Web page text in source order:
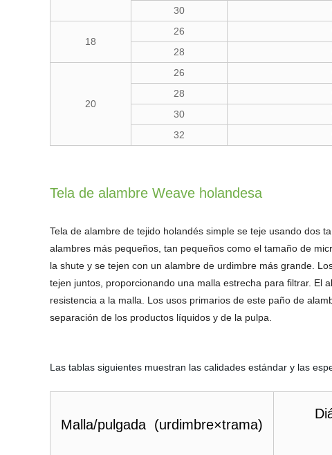
30
18
26
28
20
26
28
30
32
Tela de alambre Weave holandesa
Tela de alambre de tejido holandés simple se teje usando dos
alambres más pequeños, tan pequeños como el tamaño de
la shute y se tejen con un alambre de urdimbre más grande.
tejen juntos, proporcionando una malla estrecha para filtrar. El
resistencia a la malla. Los usos primarios de este paño de
separación de los productos líquidos y de la pulpa.
Las tablas siguientes muestran las calidades estándar y las
Malla/pulgada (urdimbre×trama)